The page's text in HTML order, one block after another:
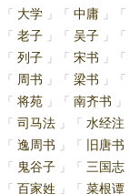
「
大学 」 「 中庸 」 「
「
老子 」 「 吴子 」 「
「
列子 」 「 宋书 」 「
「
周书 」 「 梁书 」 「
「
将苑 」 「 南齐书 」
「
司马法 」 「 水经注
「
逸周书 」 「 旧唐书
「
鬼谷子 」 「 三国志
「
百家姓 」 「 菜根谭